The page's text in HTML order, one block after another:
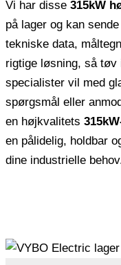
Vi har disse 315kW
på lager og kan
tekniske data,
rigtige løsning, så tøv
specialister vil med
spørgsmål eller
en højkvalitets
en pålidelig, holdbar
dine industrielle